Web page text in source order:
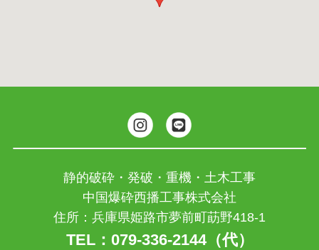
静的破砕・発破・重機・土木工事
中国爆砕西播工事株式会社
住所：兵庫県姫路市夢前町莇野418-1
TEL：079-336-2144（代）